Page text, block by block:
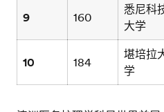
9 160
悉尼科
大学
10 184
堪培拉
学